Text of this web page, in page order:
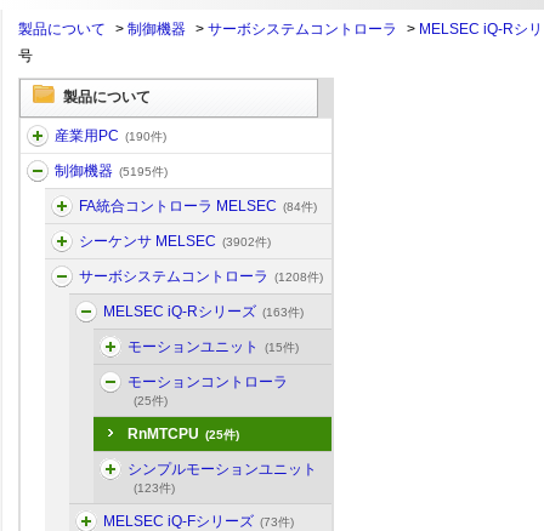
製品について > 制御機器 > サーボシステムコントローラ > MELSEC iQ-Rシ
号
製品について
産業用PC (190件)
制御機器 (5195件)
FA統合コントローラ MELSEC (84件)
シーケンサ MELSEC (3902件)
サーボシステムコントローラ (1208件)
MELSEC iQ-Rシリーズ (163件)
モーションユニット (15件)
モーションコントローラ
(25件)
RnMTCPU (25件)
シンプルモーションユニット
(123件)
MELSEC iQ-Fシリーズ (73件)